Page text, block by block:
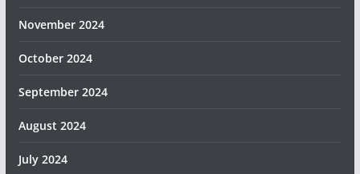
November 2024
October 2024
September 2024
August 2024
July 2024